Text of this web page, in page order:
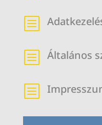
b
b Általános
b